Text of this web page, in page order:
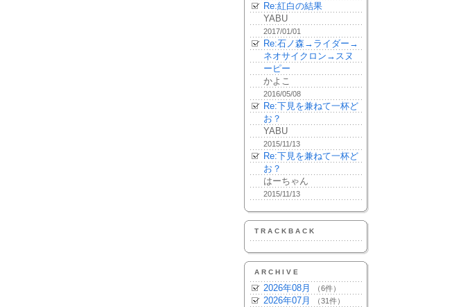
Re:紅白の結果
YABU
2017/01/01
Re:石ノ森→ライダー→
ネオサイクロン→スヌ
ーピー
かよこ
2016/05/08
Re:下見を兼ねて一杯ど
お？
YABU
2015/11/13
Re:下見を兼ねて一杯ど
お？
はーちゃん
2015/11/13
TRACKBACK
ARCHIVE
2026年08月 （6件）
2026年07月 （31件）